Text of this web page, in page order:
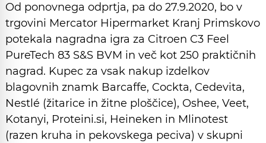
Od ponovnega odprtja, pa do 27.9.2020, bo v
trgovini Mercator Hipermarket Kranj Primskovo
potekala nagradna igra za Citroen C3 Feel
PureTech 83 S&S BVM in več kot 250 praktičnih
nagrad. Kupec za vsak nakup izdelkov
blagovnih znamk Barcaffe, Cockta, Cedevita,
Nestlé (žitarice in žitne ploščice), Oshee, Veet,
Kotanyi, Proteini.si, Heineken in Mlinotest
(razen kruha in pekovskega peciva) v skupni